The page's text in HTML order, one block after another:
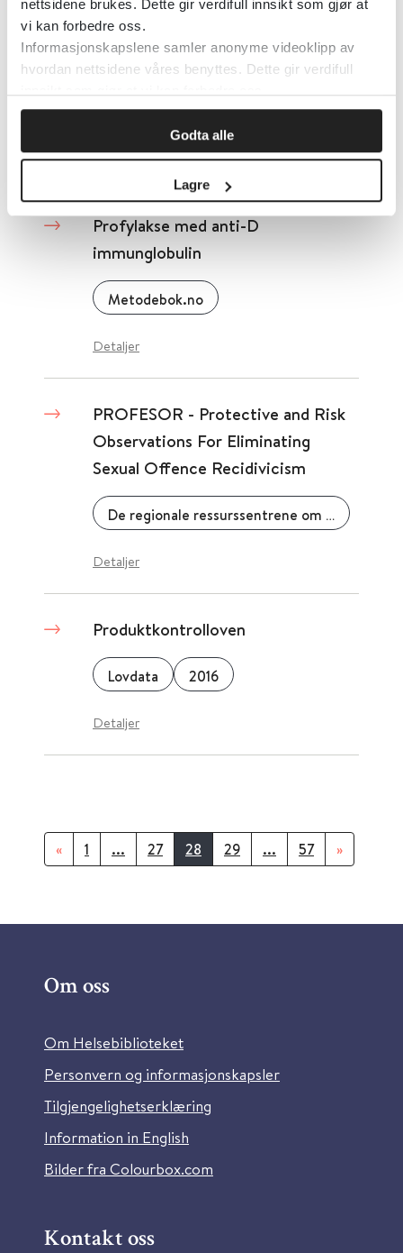
nettsidene brukes. Dette gir verdifull innsikt som gjør at
vi kan forbedre oss.
Informasjonskapslene samler anonyme videoklipp av
hvordan nettsidene våres benyttes. Dette gir verdifull
Godta alle
Lagre
Progesteron for premenstruelt
syndrom
Cochrane Library 2012
Detaljer
Profylakse med anti-D
immunglobulin
Metodebok.no
Detaljer
PROFESOR - Protective and Risk
Observations For Eliminating
Sexual Offence Recidivicism
De regionale ressurssentrene om vold, traumatisk stress og selvmordsforebygging
Detaljer
Produktkontrolloven
Lovdata 2016
Detaljer
« 1 ... 27 28 29 ... 57 »
Om oss
Om Helsebiblioteket
Personvern og informasjonskapsler
Tilgjengelighetserklæring
Information in English
Bilder fra Colourbox.com
Kontakt oss